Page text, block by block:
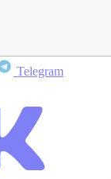
Telegram